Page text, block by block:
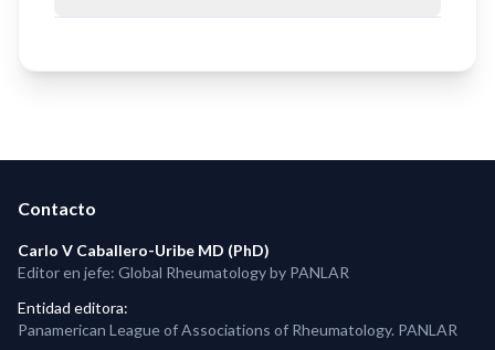
Contacto
Carlo V Caballero-Uribe MD (PhD)
Editor en jefe: Global Rheumatology by PANLAR
Entidad editora:
Panamerican League of Associations of Rheumatology. PANLAR